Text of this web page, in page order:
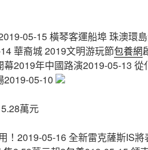
05-15 橫琴客運船埠 珠澳環
華裔城 2019文明游玩節包養網
2019年中國路演2019-05-13
2019-05-10
萬元
！2019-05-16 全新雷克薩斯IS